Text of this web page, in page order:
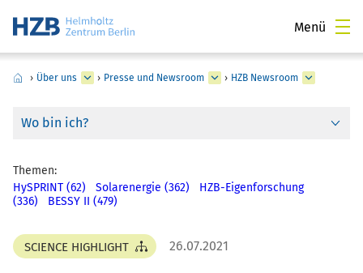
Menü
› Über uns › Presse und Newsroom › HZB Newsroom
Wo bin ich?
Themen:
HySPRINT (62)
Solarenergie (362)
HZB-Eigenforschung
(336)
BESSY II (479)
SCIENCE HIGHLIGHT 26.07.2021